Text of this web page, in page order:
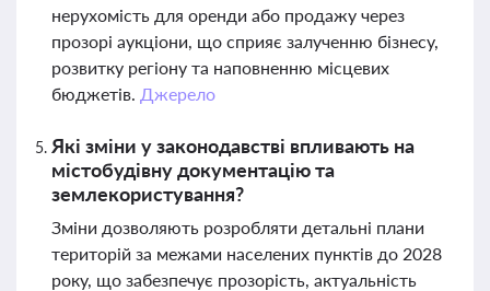
нерухомість для оренди або продажу через
прозорі аукціони, що сприяє залученню бізнесу,
розвитку регіону та наповненню місцевих
бюджетів. Джерело
Які зміни у законодавстві впливають на
містобудівну документацію та
землекористування?
Зміни дозволяють розробляти детальні плани
територій за межами населених пунктів до 2028
року, що забезпечує прозорість, актуальність